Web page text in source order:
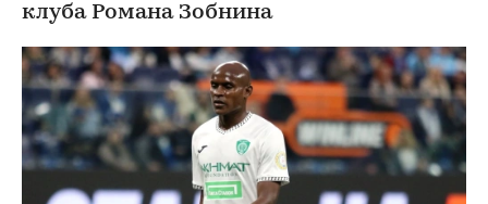
клуба Романа Зобнина